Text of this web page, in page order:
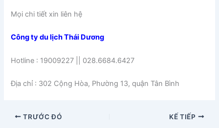
Mọi chi tiết xin liên hệ
Công ty du lịch Thái Dương
Hotline : 19009227 || 028.6684.6427
Địa chỉ : 302 Cộng Hòa, Phường 13, quận Tân Bình
TRƯỚC ĐÓ KẾ TIẾP